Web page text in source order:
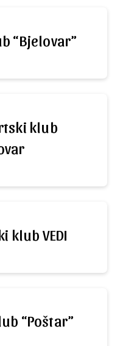
“Bjelovar”
klub
klub VEDI
“Poštar”